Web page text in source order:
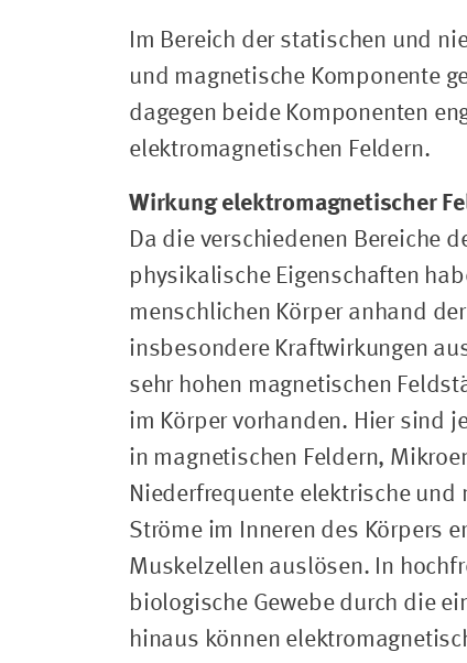
Im Bereich der statischen und
und magnetische Komponente
dagegen beide Komponenten
elektromagnetischen Feldern.
Wirkung elektromagnetischer
Da die verschiedenen Bereiche
physikalische Eigenschaften
menschlichen Körper anhand
insbesondere Kraftwirkungen
sehr hohen magnetischen
im Körper vorhanden. Hier sind
in magnetischen Feldern,
Niederfrequente elektrische und
Ströme im Inneren des Körpers
Muskelzellen auslösen. In
biologische Gewebe durch die
hinaus können